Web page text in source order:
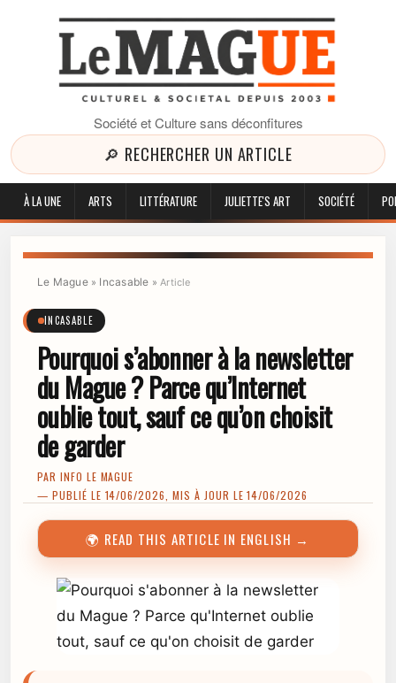
Société et Culture sans déconfitures
🔎 RECHERCHER UN ARTICLE
À LA UNE ARTS LITTÉRATURE JULIETTE'S ART SOCIÉTÉ
Le Mague» Incasable »Article
INCASABLE
Pourquoi s’abonner à la newsletter
du Mague ? Parce qu’Internet
oublie tout, sauf ce qu’on choisit
de garder
PAR INFO LE MAGUE
— PUBLIÉ LE 14/06/2026, MIS À JOUR LE 14/06/2026
🌍 READ THIS ARTICLE IN ENGLISH →